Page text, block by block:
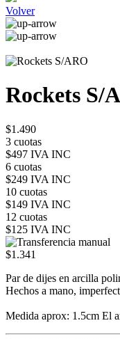
Volver
Rockets S/
$1.490
3 cuotas
$497 IVA INC
6 cuotas
$249 IVA INC
10 cuotas
$149 IVA INC
12 cuotas
$125 IVA INC
$1.341
Par de dijes en arcilla
Hechos a mano,
Medida aprox: 1.5cm El